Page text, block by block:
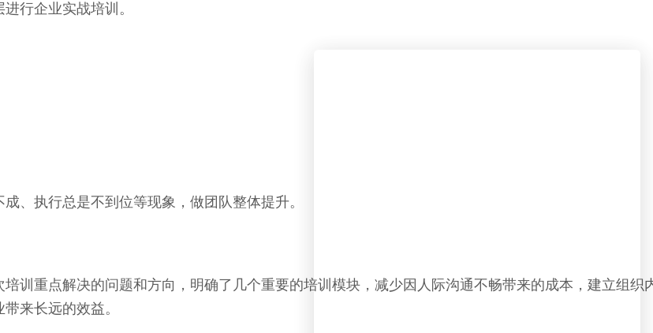
行企业实战培训。
、执行总是不到位等现象，做团队整体提升。
训重点解决的问题和方向，明确了几个重要的培训模块，减少因人际沟通不畅带来的成本，建立组织
来长远的效益。